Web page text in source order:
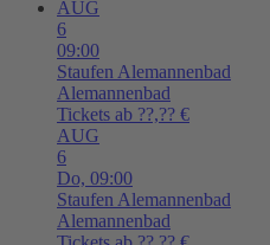
AUG
6
09:00
Staufen Alemannenbad
Alemannenbad
Tickets ab ??,?? €
AUG
6
Do, 09:00
Staufen Alemannenbad
Alemannenbad